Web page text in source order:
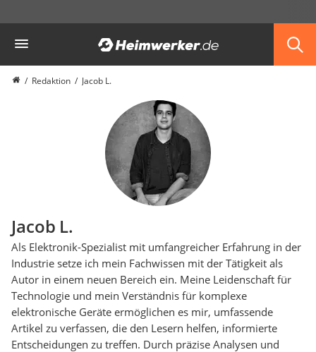
Redaktion Jacob L.
Jacob L.
Als Elektronik-Spezialist mit umfangreicher Erfahrung in der
Industrie setze ich mein Fachwissen mit der Tätigkeit als
Autor in einem neuen Bereich ein. Meine Leidenschaft für
Technologie und mein Verständnis für komplexe
elektronische Geräte ermöglichen es mir, umfassende
Artikel zu verfassen, die den Lesern helfen, informierte
Entscheidungen zu treffen. Durch präzise Analysen und